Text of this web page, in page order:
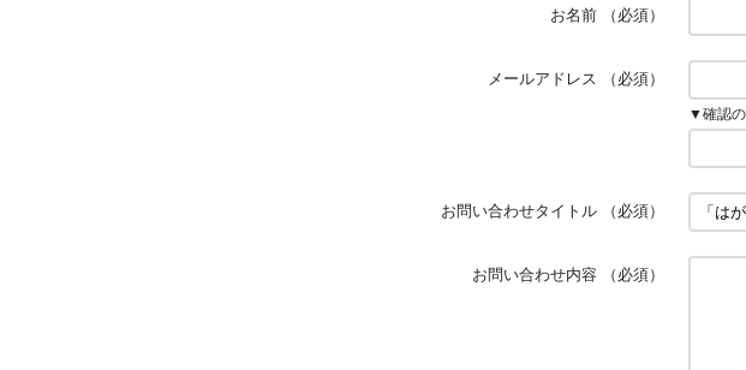
お名前 （必須）
メールアドレス （必須）
▼確認の
お問い合わせタイトル （必須）
お問い合わせ内容 （必須）